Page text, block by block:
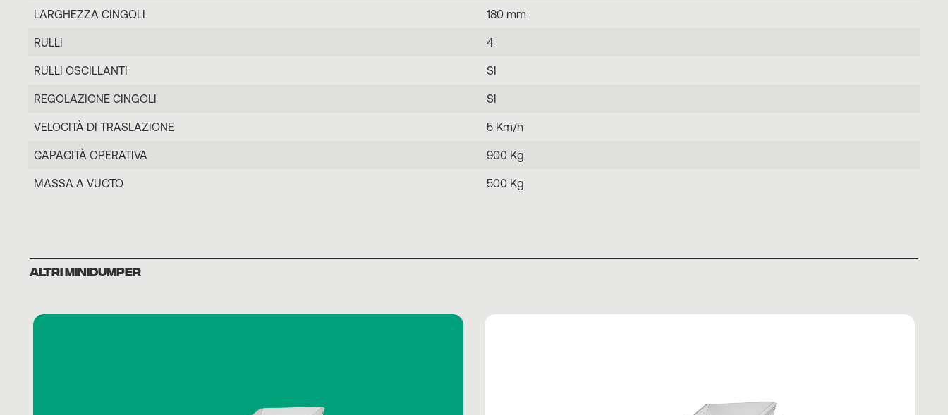
LARGHEZZA CINGOLI 180 mm
RULLI 4
RULLI OSCILLANTI SI
REGOLAZIONE CINGOLI SI
VELOCITÀ DI TRASLAZIONE 5 Km/h
CAPACITÀ OPERATIVA 900 Kg
MASSA A VUOTO 500 Kg
ALTRI MINIDUMPER